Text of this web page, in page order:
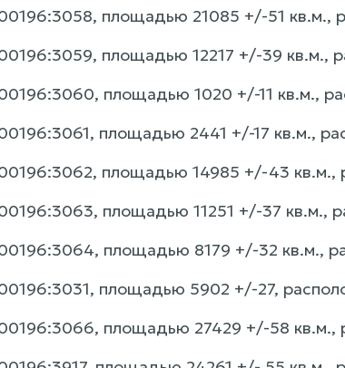
площадью 21085 +/-51 кв.м.,
площадью 12217 +/-39 кв.м.,
площадью 1020 +/-11 кв.м.,
площадью 2441 +/-17 кв.м.,
площадью 14985 +/-43 кв.м.,
площадью 11251 +/-37 кв.м.,
площадью 8179 +/-32 кв.м.,
площадью 5902 +/-27,
площадью 27429 +/-58 кв.м.,